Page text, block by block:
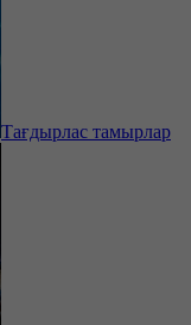
Тағдырлас тамырлар